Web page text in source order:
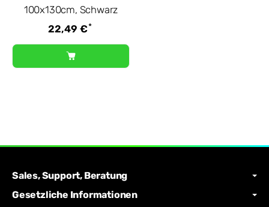
100x130cm, Schwarz
22,49 €*
Sales, Support, Beratung
Gesetzliche Informationen